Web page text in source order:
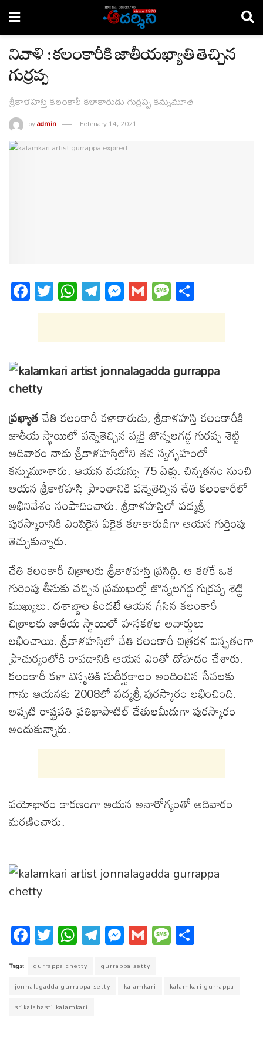
నివాళి : కలంకారీకి జాతీయఖ్యాతి తెచ్చిన
గుర్రప్ప
శ్రీకాళహస్తి కలంకారీ కళాకారుడు గుర్రప్ప కన్నుమూత
byadmin February 14, 2021
Fa
ce
ok
T
wi
er
W
ha
A
pp
T
el
ra
m
M
es
ng
er
G
m
M
es
ge
ha
ప్రఖ్యాతచేతి కలంకారీ కళాకారుడు, శ్రీకాళహస్తి కలంకారీకి
జాతీయ స్థాయిలో వన్నెతెచ్చిన వ్యక్తి జొన్నలగడ్డ గురప్ప శెట్టి
ఆదివారం నాడు శ్రీకాళహస్తిలోని తన స్వగృహంలో
కన్నుమూశారు. ఆయన వయస్సు 75 ఏళ్లు. చిన్నతనం నుంచి
ఆయన శ్రీకాళహస్తి ప్రాంతానికి వన్నెతెచ్చిన చేతి కలంకారీలో
అభినివేశం సంపాదించారు. శ్రీకాళహస్తిలో పద్మశ్రీ
పురస్కారానికి ఎంపికైన ఏకైక కళాకారుడిగా ఆయన గుర్తింపు
తెచ్చుకున్నారు.
చేతి కలంకారీ చిత్రాలకు శ్రీకాళహస్తి ప్రసిద్ధి. ఆ కళకే ఒక
గుర్తింపు తీసుకు వచ్చిన ప్రముఖుల్లో జొన్నలగడ్డ గుర్రప్ప శెట్టి
ముఖ్యులు. దశాబ్దాల కిందటే ఆయన గీసిన కలంకారీ
చిత్రాలకు జాతీయ స్థాయిలో హస్తకళల అవార్డులు
లభించాయి. శ్రీకాళహస్తిలో చేతి కలంకారీ చిత్రకళ విస్తృతంగా
ప్రాచుర్యంలోకి రావడానికి ఆయన ఎంతో దోహదం చేశారు.
కలంకారీ కళా విస్తృతికి సుదీర్ఘకాలం అందించిన సేవలకు
గాను ఆయనకు 2008లో పద్మశ్రీ పురస్కారం లభించింది.
అప్పటి రాష్ట్రపతి ప్రతిభాపాటిల్ చేతులమీదుగా పురస్కారం
అందుకున్నారు.
వయోభారం కారణంగా ఆయన అనారోగ్యంతో ఆదివారం
మరణించారు.
Fa
ce
bo
ok
T
wi
tt
er
W
ha
ts
A
pp
T
el
eg
ra
M
es
se
ng
G
m
ail
M
es
ge
Tags: gurrappa chetty
gurrappa setty
jonnalagadda gurrappa setty
kalamkari
kalamkari gurrappa
srikalahasti kalamkari